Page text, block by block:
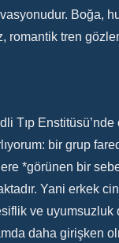
Boğa,
romantik tren
Tıp
bir grup
*görünen bir
Yani erkek
ve uyumsuzluk
daha girişken